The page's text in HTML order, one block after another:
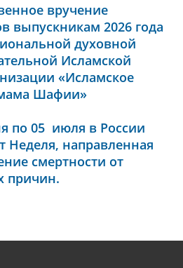
вручение
выпускникам 2026 года
духовной
Исламской
«Исламское
Шафии»
по 05 июля в России
Неделя, направленная
смертности от
причин.